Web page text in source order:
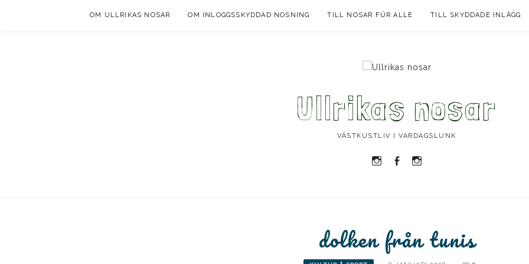
OM ULLRIKAS NOSAR OM INLOGGSSKYDDAD NOSNING TILL NOSAR FÜR ALLE TILL SKYDDADE INLÄGG
Ullrikas nosar
VÄSTKUSTLIV I VARDAGSLUNK
Instagram
Facebook
dolken från tunis